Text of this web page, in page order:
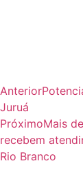
Anterior
Juruá
PróximoMais
recebem
Rio Branco